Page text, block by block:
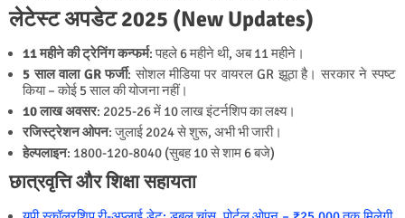
लेटेस्ट अपडेट 2025 (New Updates)
11 महीने की ट्रेनिंग कन्फर्म: पहले 6 महीने थी, अब 11 महीने।
5 साल वाला GR फर्जी: सोशल मीडिया पर वायरल GR झूठा है। सरकार ने स्पष्ट
किया – कोई 5 साल की योजना नहीं।
10 लाख अवसर: 2025-26 में 10 लाख इंटर्नशिप का लक्ष्य।
रजिस्ट्रेशन ओपन: जुलाई 2024 से शुरू, अभी भी जारी।
हेल्पलाइन: 1800-120-8040 (सुबह 10 से शाम 6 बजे)
छात्रवृत्ति और शिक्षा सहायता